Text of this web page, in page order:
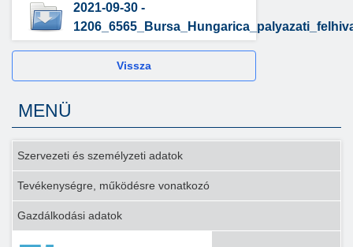
2021-09-30 -
Vissza
MENÜ
Szervezeti és személyzeti adatok
Tevékenységre, működésre vonatkozó
Gazdálkodási adatok